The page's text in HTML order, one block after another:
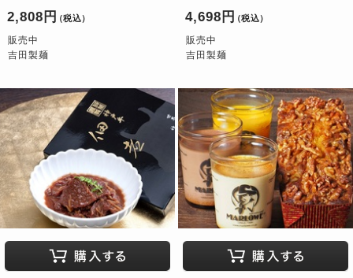
2,808円 （税込）
販売中
吉田製麺
4,698円 （税込）
販売中
吉田製麺